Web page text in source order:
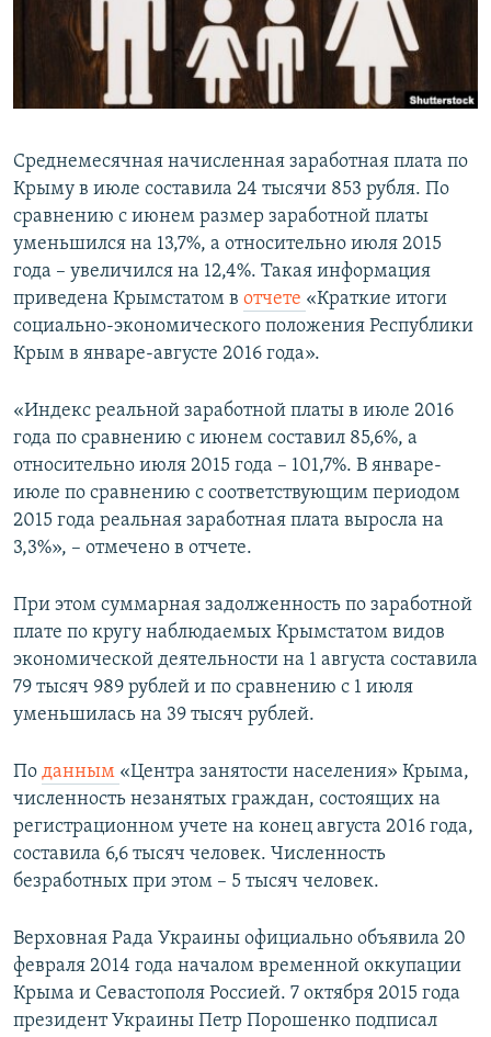
ПОБЕДИТЕЛЕЙ НЕ СУДЯТ?
КРЫМ.НЕПОКОРЕННЫЙ
ПРИСОЕДИНЯЙТЕСЬ!
Все сайты RFE/RL
Среднемесячная начисленная заработная плата по
Крыму в июле составила 24 тысячи 853 рубля. По
сравнению с июнем размер заработной платы
уменьшился на 13,7%, а относительно июля 2015
года – увеличился на 12,4%. Такая информация
приведена Крымстатом в отчете «Краткие итоги
социально-экономического положения Республики
Крым в январе-августе 2016 года».
«Индекс реальной заработной платы в июле 2016
года по сравнению с июнем составил 85,6%, а
относительно июля 2015 года – 101,7%. В январе-
июле по сравнению с соответствующим периодом
2015 года реальная заработная плата выросла на
3,3%», – отмечено в отчете.
При этом суммарная задолженность по заработной
плате по кругу наблюдаемых Крымстатом видов
экономической деятельности на 1 августа составила
79 тысяч 989 рублей и по сравнению с 1 июля
уменьшилась на 39 тысяч рублей.
По данным «Центра занятости населения» Крыма,
численность незанятых граждан, состоящих на
регистрационном учете на конец августа 2016 года,
составила 6,6 тысяч человек. Численность
безработных при этом – 5 тысяч человек.
Верховная Рада Украины официально объявила 20
февраля 2014 года началом временной оккупации
Крыма и Севастополя Россией. 7 октября 2015 года
президент Украины Петр Порошенко подписал